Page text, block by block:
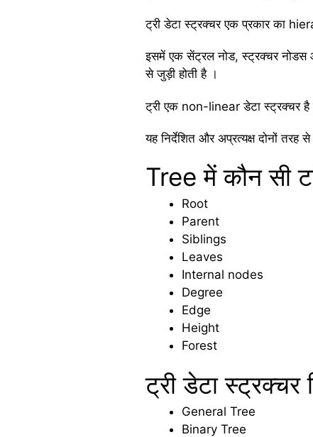
ट्री डेटा स्ट्रक्चर एक प्रकार का
इसमें एक सेंट्रल नोड, स्ट्रक्चर नोडस
से जुड़ी होती है ।
ट्री एक non-linear डेटा स्ट्रक्चर
यह निर्देशित और अप्रत्यक्ष दोनों
Tree में कौन सी
Root
Parent
Siblings
Leaves
Internal nodes
Degree
Edge
Height
Forest
ट्री डेटा
General Tree
Binary Tree